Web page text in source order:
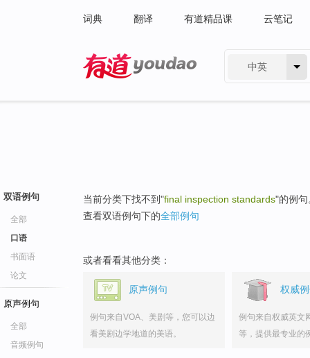
词典 翻译 有道精品课 云笔记
中英
双语例句
全部
口语
书面语
论文
原声例句
全部
音频例句
当前分类下找不到"final inspection standards"的例句
查看双语例句下的全部例句
或者看看其他分类：
原声例句
例句来自VOA、美剧等，您可以边
看美剧边学地道的美语。
权威
例句来自权威英文
等，提供最专业的